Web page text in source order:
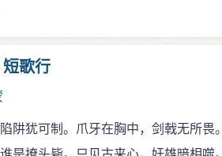
歌行
阱犹可制。爪牙在胸中，剑戟无所畏。